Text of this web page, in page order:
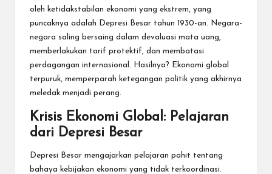
oleh ketidakstabilan ekonomi yang ekstrem, yang
puncaknya adalah Depresi Besar tahun 1930-an. Negara-
negara saling bersaing dalam devaluasi mata uang,
memberlakukan tarif protektif, dan membatasi
perdagangan internasional. Hasilnya? Ekonomi global
terpuruk, memperparah ketegangan politik yang akhirnya
meledak menjadi perang.
Krisis Ekonomi Global: Pelajaran
dari Depresi Besar
Depresi Besar mengajarkan pelajaran pahit tentang
bahaya kebijakan ekonomi yang tidak terkoordinasi.